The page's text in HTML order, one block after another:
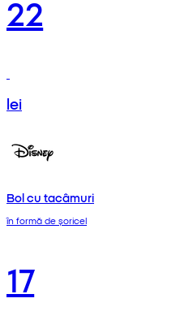
22
lei
Bol cu tacâmuri
în formă de șoricel
17